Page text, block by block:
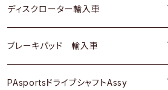
スバル
マツダ
三菱
スバル
マツダ
三菱
スバル
ダイハツ
マツダ
三菱
日産
ダイハツ
マツダ
スズキ
日産
ダイハツ
スズキ
日産
ダイハツ
トヨタ
ホンダ
スズキ
ディスクローター輸入車
ＡＵＤＩ
ＢＥＮＺ
ブレーキパッド 輸入車
ＢＥＮＺ
PAsportsドライブシャフトAssy